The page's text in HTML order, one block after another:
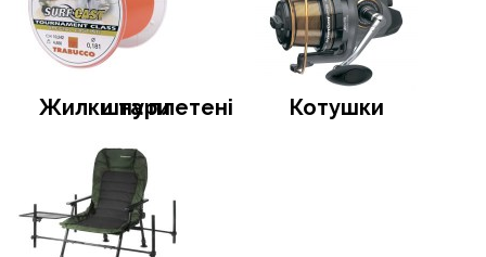
Жилки та плетені шнури Котушки